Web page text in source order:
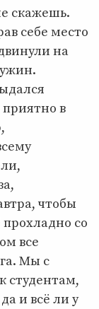
скажешь.
себе место
на
в
чтобы
прохладно со
все
Мы с
студентам,
и всё ли у